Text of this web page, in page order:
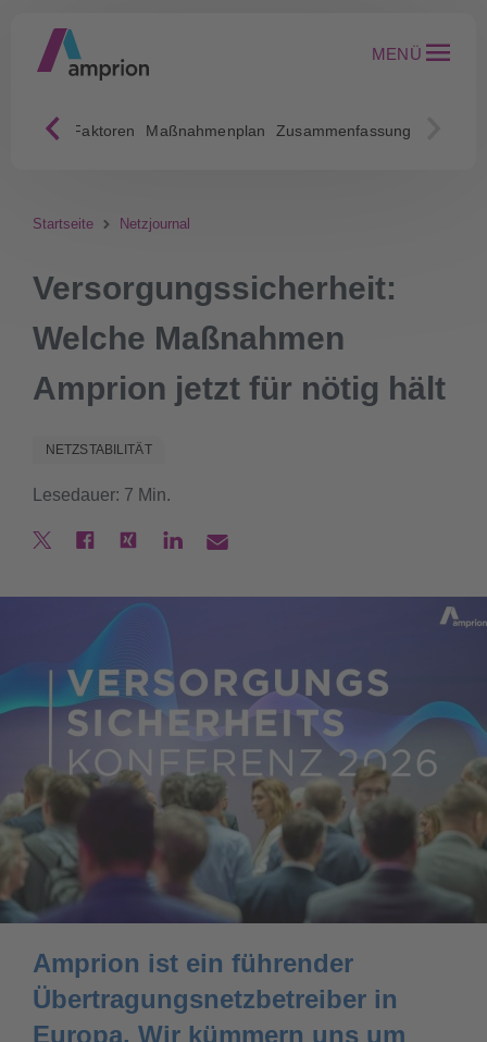
MENÜ
Faktoren Maßnahmenplan Zusammenfassung
Startseite Netzjournal
Versorgungssicherheit:
Welche Maßnahmen
Amprion jetzt für nötig hält
NETZSTABILITÄT
Lesedauer: 7 Min.
Amprion ist ein führender
Übertragungsnetzbetreiber in
Europa. Wir kümmern uns um